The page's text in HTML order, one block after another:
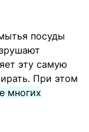
посуды
эту самую
При этом
многих